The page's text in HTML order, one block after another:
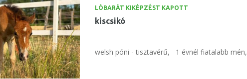
LÓBARÁT KIKÉPZÉST KAPOTT
kiscsikó
welsh póni - tisztavérű, 1 évnél fiatalabb mén,